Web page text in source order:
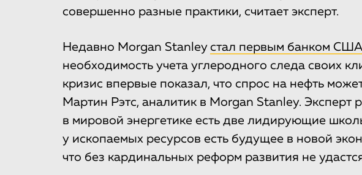
совершенно разные практики, считает эксперт.
Недавно Morgan Stanley стал первым банком США
необходимость учета углеродного следа своих
кризис впервые показал, что спрос на нефть
Мартин Рэтс, аналитик в Morgan Stanley. Эксперт
в мировой энергетике есть две лидирующие
у ископаемых ресурсов есть будущее в новой
что без кардинальных реформ развития не